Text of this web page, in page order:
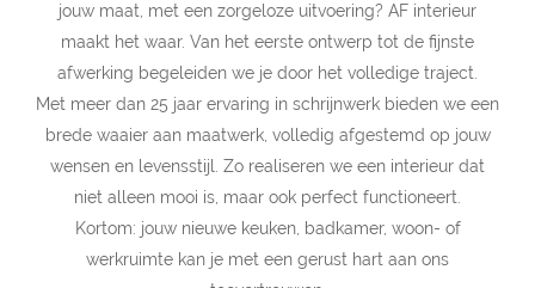
jouw maat, met een zorgeloze uitvoering? AF interieur
maakt het waar. Van het eerste ontwerp tot de fijnste
afwerking begeleiden we je door het volledige traject.
Met meer dan 25 jaar ervaring in schrijnwerk bieden we een
brede waaier aan maatwerk, volledig afgestemd op jouw
wensen en levensstijl. Zo realiseren we een interieur dat
niet alleen mooi is, maar ook perfect functioneert.
Kortom: jouw nieuwe keuken, badkamer, woon- of
werkruimte kan je met een gerust hart aan ons